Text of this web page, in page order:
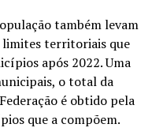
também levam
limites territoriais que
após 2022. Uma
o total da
é obtido pela
que a compõem.